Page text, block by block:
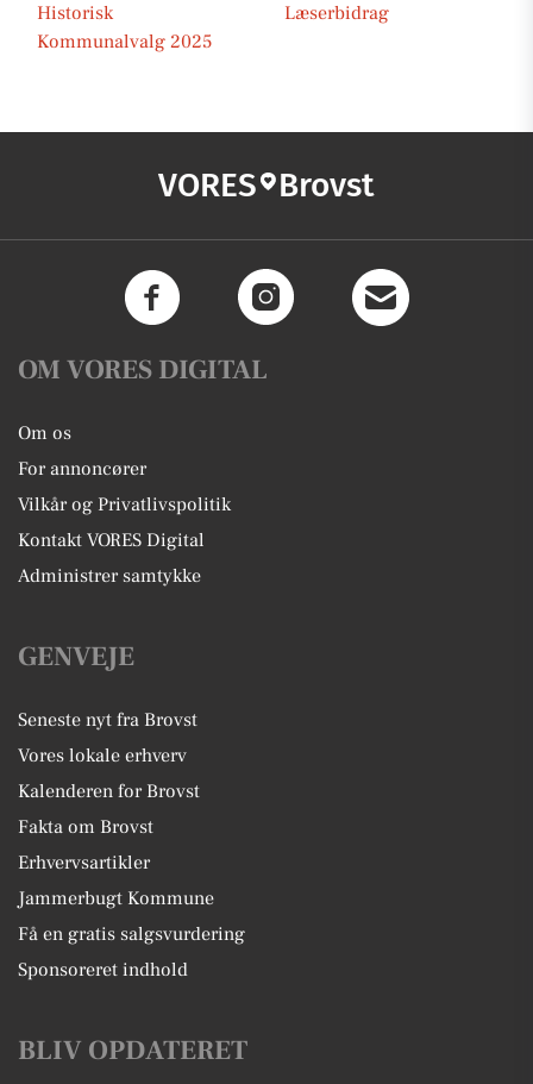
Historisk
Læserbidrag
Kommunalvalg 2025
VORES Brovst
OM VORES DIGITAL
Om os
For annoncører
Vilkår og Privatlivspolitik
Kontakt VORES Digital
Administrer samtykke
GENVEJE
Seneste nyt fra Brovst
Vores lokale erhverv
Kalenderen for Brovst
Fakta om Brovst
Erhvervsartikler
Jammerbugt Kommune
Få en gratis salgsvurdering
Sponsoreret indhold
BLIV OPDATERET